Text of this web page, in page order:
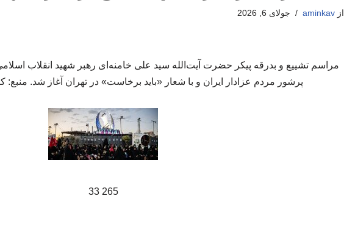
ازaminkav جولای 6, 2026
مراسم تشییع و بدرقه پیکر حضرت آیت‌الله سید علی خامنه‌ای رهبر شهید انقلاب
پرشور مردم عزادار ایران و با شعار «باید برخاست» در تهران آغاز شد. منبع:
265 33